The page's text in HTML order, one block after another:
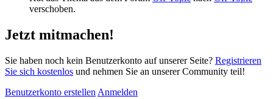
verschoben.
Jetzt mitmachen!
Sie haben noch kein Benutzerkonto auf unserer Seite? Registrieren
Sie sich kostenlos und nehmen Sie an unserer Community teil!
Benutzerkonto erstellen Anmelden